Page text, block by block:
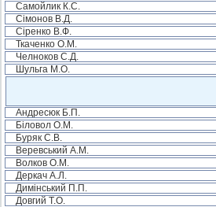
Самойлик К.С.
Сімонов В.Д.
Сіренко В.Ф.
Ткаченко О.М.
Челноков С.Д.
Шульга М.О.
Андресюк Б.П.
Біловол О.М.
Буряк С.В.
Веревський А.М.
Волков О.М.
Деркач А.Л.
Димінський П.П.
Довгий Т.О.